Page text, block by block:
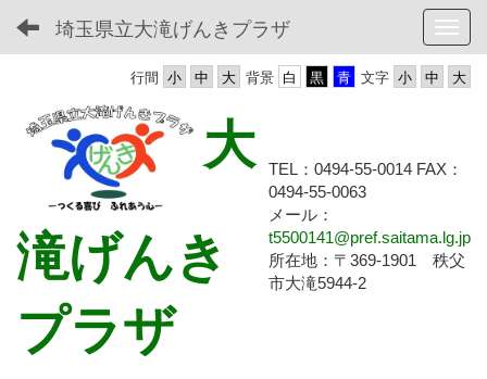
埼玉県立大滝げんきプラザ
文字
背景
行間
大
滝げんき
プラザ
TEL：0494-55-0014 FAX：
0494-55-0063
メール：
t5500141@pref.saitama.lg.jp
所在地：〒369-1901 秩父
市大滝5944-2